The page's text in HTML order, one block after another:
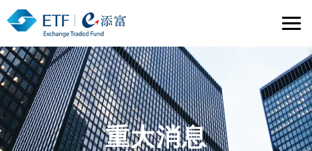
重大消息